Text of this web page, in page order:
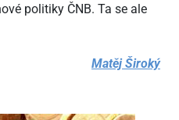
politiky ČNB. Ta se ale
Matěj Široký